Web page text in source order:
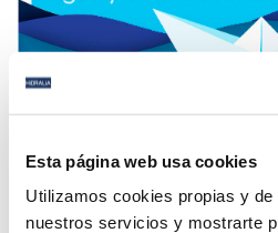
Esta página web usa cookies
Utilizamos cookies propias y
nuestros servicios y mostrarte
El relato ‘La cuerda’ del
Inteligente’